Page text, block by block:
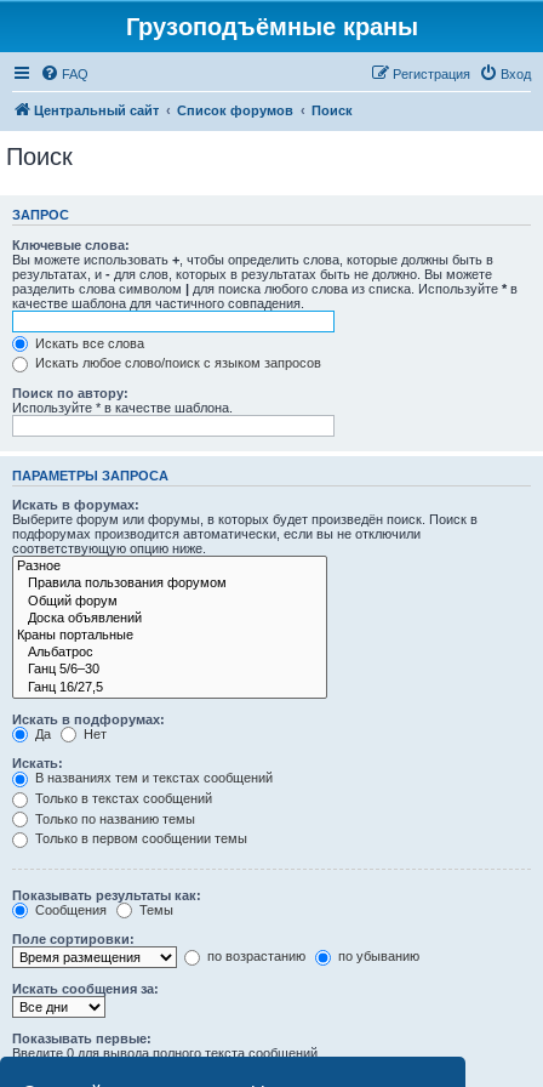
Грузоподъёмные краны
FAQ Вход
Регистрация
Центральный сайт Список форумов Поиск
Поиск
ЗАПРОС
Ключевые слова:
Вы можете использовать + , чтобы определить слова, которые должны быть в
результатах, и - для слов, которых в результатах быть не должно. Вы можете
разделить слова символом | для поиска любого слова из списка. Используйте * в
качестве шаблона для частичного совпадения.
Искать все слова
Искать любое слово/поиск с языком запросов
Поиск по автору:
Используйте * в качестве шаблона.
ПАРАМЕТРЫ ЗАПРОСА
Искать в форумах:
Выберите форум или форумы, в которых будет произведён поиск. Поиск в
подфорумах производится автоматически, если вы не отключили
соответствующую опцию ниже.
Искать в подфорумах:
Да
Нет
Искать:
В названиях тем и текстах сообщений
Только в текстах сообщений
Только по названию темы
Только в первом сообщении темы
Показывать результаты как:
Сообщения
Темы
Поле сортировки:
по возрастанию
по убыванию
Искать сообщения за:
Показывать первые:
Введите 0 для вывода полного текста сообщений.